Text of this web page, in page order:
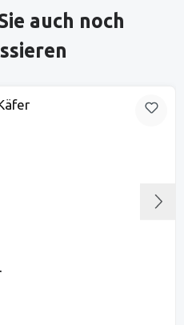
auch noch